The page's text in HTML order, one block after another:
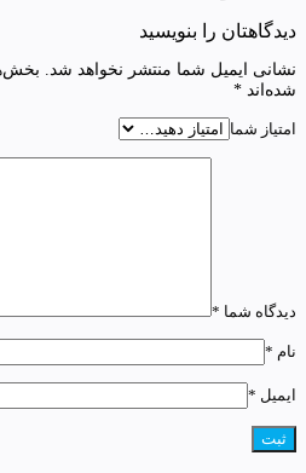
دیدگاهتان را بنویسید
نشانی ایمیل شما منتشر نخواهد شد.
شده‌اند *
امتیاز شما
دیدگاه شما *
نام *
ایمیل *